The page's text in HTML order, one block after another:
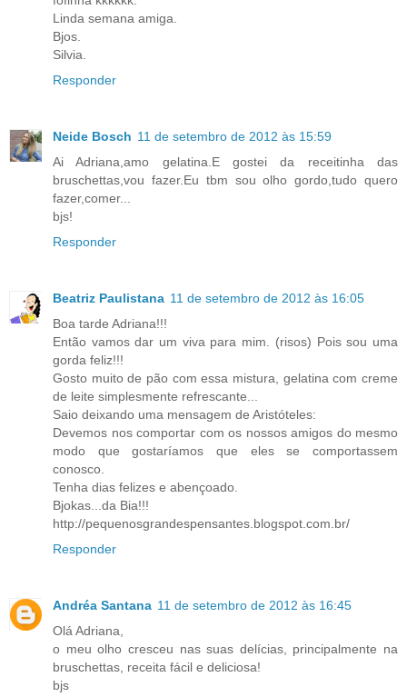
Linda semana amiga.
Bjos.
Silvia.
Responder
Neide Bosch 11 de setembro de 2012 às 15:59
Ai Adriana,amo gelatina.E gostei da receitinha das
bruschettas,vou fazer.Eu tbm sou olho gordo,tudo quero
fazer,comer...
bjs!
Responder
Beatriz Paulistana 11 de setembro de 2012 às 16:05
Boa tarde Adriana!!!
Então vamos dar um viva para mim. (risos) Pois sou uma
gorda feliz!!!
Gosto muito de pão com essa mistura, gelatina com creme
de leite simplesmente refrescante...
Saio deixando uma mensagem de Aristóteles:
Devemos nos comportar com os nossos amigos do mesmo
modo que gostaríamos que eles se comportassem
conosco.
Tenha dias felizes e abençoado.
Bjokas...da Bia!!!
http://pequenosgrandespensantes.blogspot.com.br/
Responder
Andréa Santana 11 de setembro de 2012 às 16:45
Olá Adriana,
o meu olho cresceu nas suas delícias, principalmente na
bruschettas, receita fácil e deliciosa!
bjs